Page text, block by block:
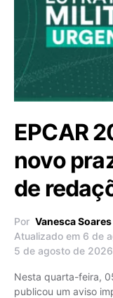
EPCAR
novo
de
Por Vanesca Soares
Atualizado em 6 de
5 de agosto de 2026
Nesta quarta-feira,
publicou um aviso